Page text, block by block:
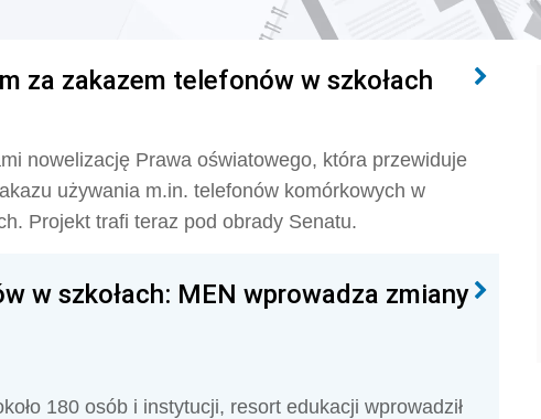
za zakazem telefonów w szkołach
nowelizację Prawa oświatowego, która przewiduje
używania m.in. telefonów komórkowych w
Projekt trafi teraz pod obrady Senatu.
w szkołach: MEN wprowadza zmiany
180 osób i instytucji, resort edukacji wprowadził